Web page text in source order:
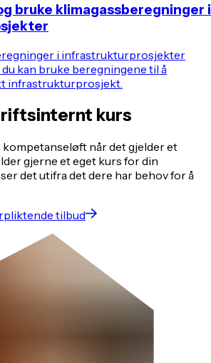
bruke klimagassberegninger i
i infrastrukturprosjekter
kan bruke beregningene til å
infrastrukturprosjekt.
kurs
når det gjelder et
gjerne et eget kurs for din
det utifra det dere har behov for å
tilbud